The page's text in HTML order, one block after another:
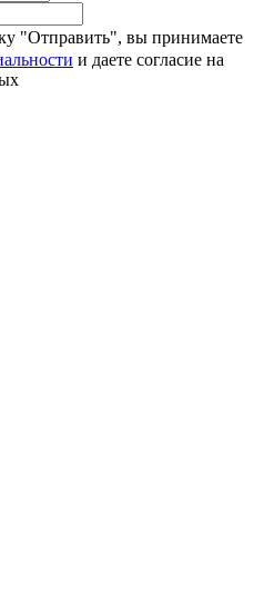
"Отправить", вы принимаете
и даете согласие на